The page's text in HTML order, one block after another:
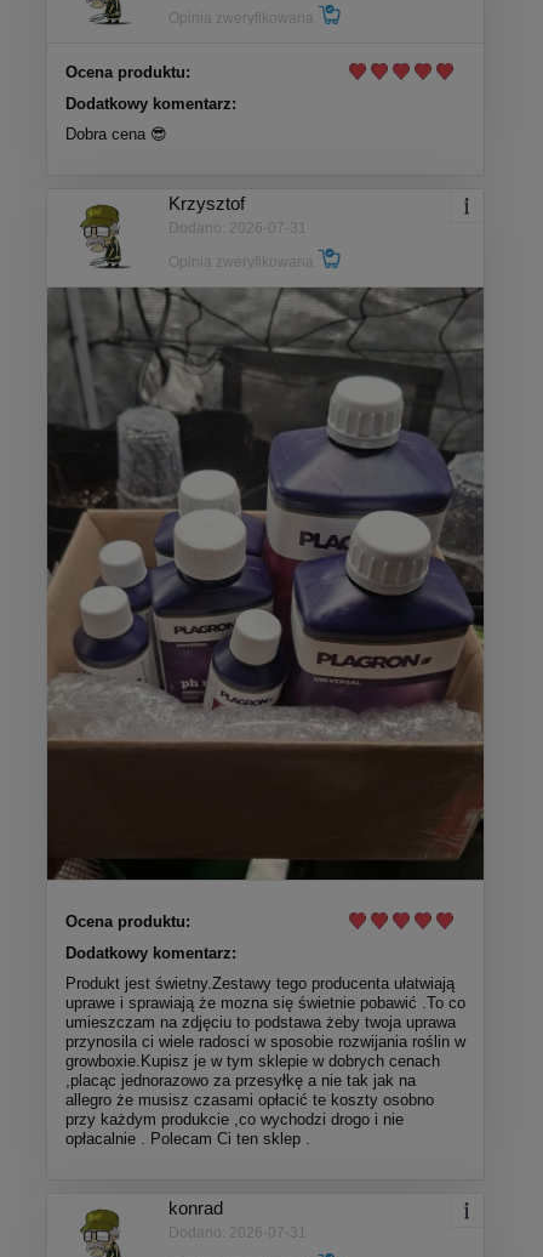
Opinia zweryfikowana
Ocena produktu:
Dodatkowy komentarz:
Dobra cena 😎
Krzysztof
Dodano: 2026-07-31
Opinia zweryfikowana
Ocena produktu:
Dodatkowy komentarz:
Produkt jest świetny.Zestawy tego producenta ułatwiają
uprawe i sprawiają że mozna się świetnie pobawić .To co
umieszczam na zdjęciu to podstawa żeby twoja uprawa
przynosila ci wiele radosci w sposobie rozwijania roślin w
growboxie.Kupisz je w tym sklepie w dobrych cenach
,placąc jednorazowo za przesyłkę a nie tak jak na
allegro że musisz czasami opłacić te koszty osobno
przy każdym produkcie ,co wychodzi drogo i nie
opłacalnie . Polecam Ci ten sklep .
konrad
Dodano: 2026-07-31